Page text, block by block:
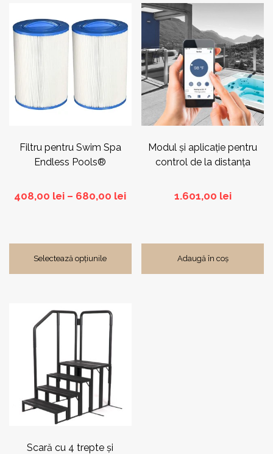
Filtru pentru Swim Spa
Endless Pools®
408,00 lei – 680,00 leiInterval
680,00 lei
Selectează opțiunile
produs
are
mai
multe
Opțiunile
pot
pagina
produsului.
Modul și aplicație pentru
control de la distanţa
1.601,00 lei
Adaugă în coș
Scară cu 4 trepte și